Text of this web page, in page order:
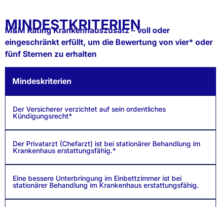
MINDESTKRITERIEN
M&M Rating Krankenhauszusatz – voll oder
eingeschränkt erfüllt, um die Bewertung von vier* oder
fünf Sternen zu erhalten
Mindeskriterien
Der Versicherer verzichtet auf sein ordentliches
Kündigungsrecht*
Der Privatarzt (Chefarzt) ist bei stationärer Behandlung im
Krankenhaus erstattungsfähig.*
Eine bessere Unterbringung im Einbettzimmer ist bei
stationärer Behandlung im Krankenhaus erstattungsfähig.